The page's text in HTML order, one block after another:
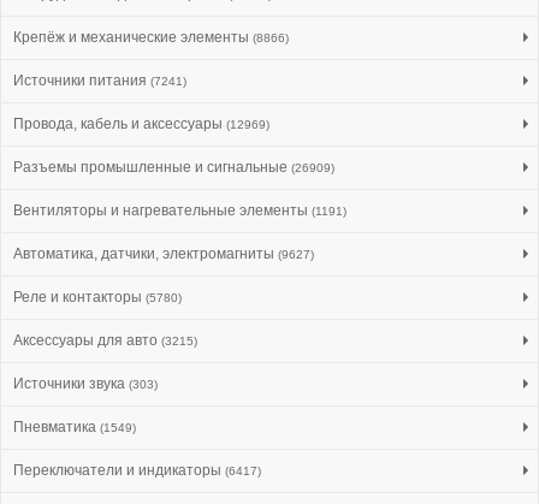
Крепёж и механические элементы (8866)
Источники питания (7241)
Провода, кабель и аксессуары (12969)
Разъемы промышленные и сигнальные (26909)
Вентиляторы и нагревательные элементы (1191)
Автоматика, датчики, электромагниты (9627)
Реле и контакторы (5780)
Аксессуары для авто (3215)
Источники звука (303)
Пневматика (1549)
Переключатели и индикаторы (6417)